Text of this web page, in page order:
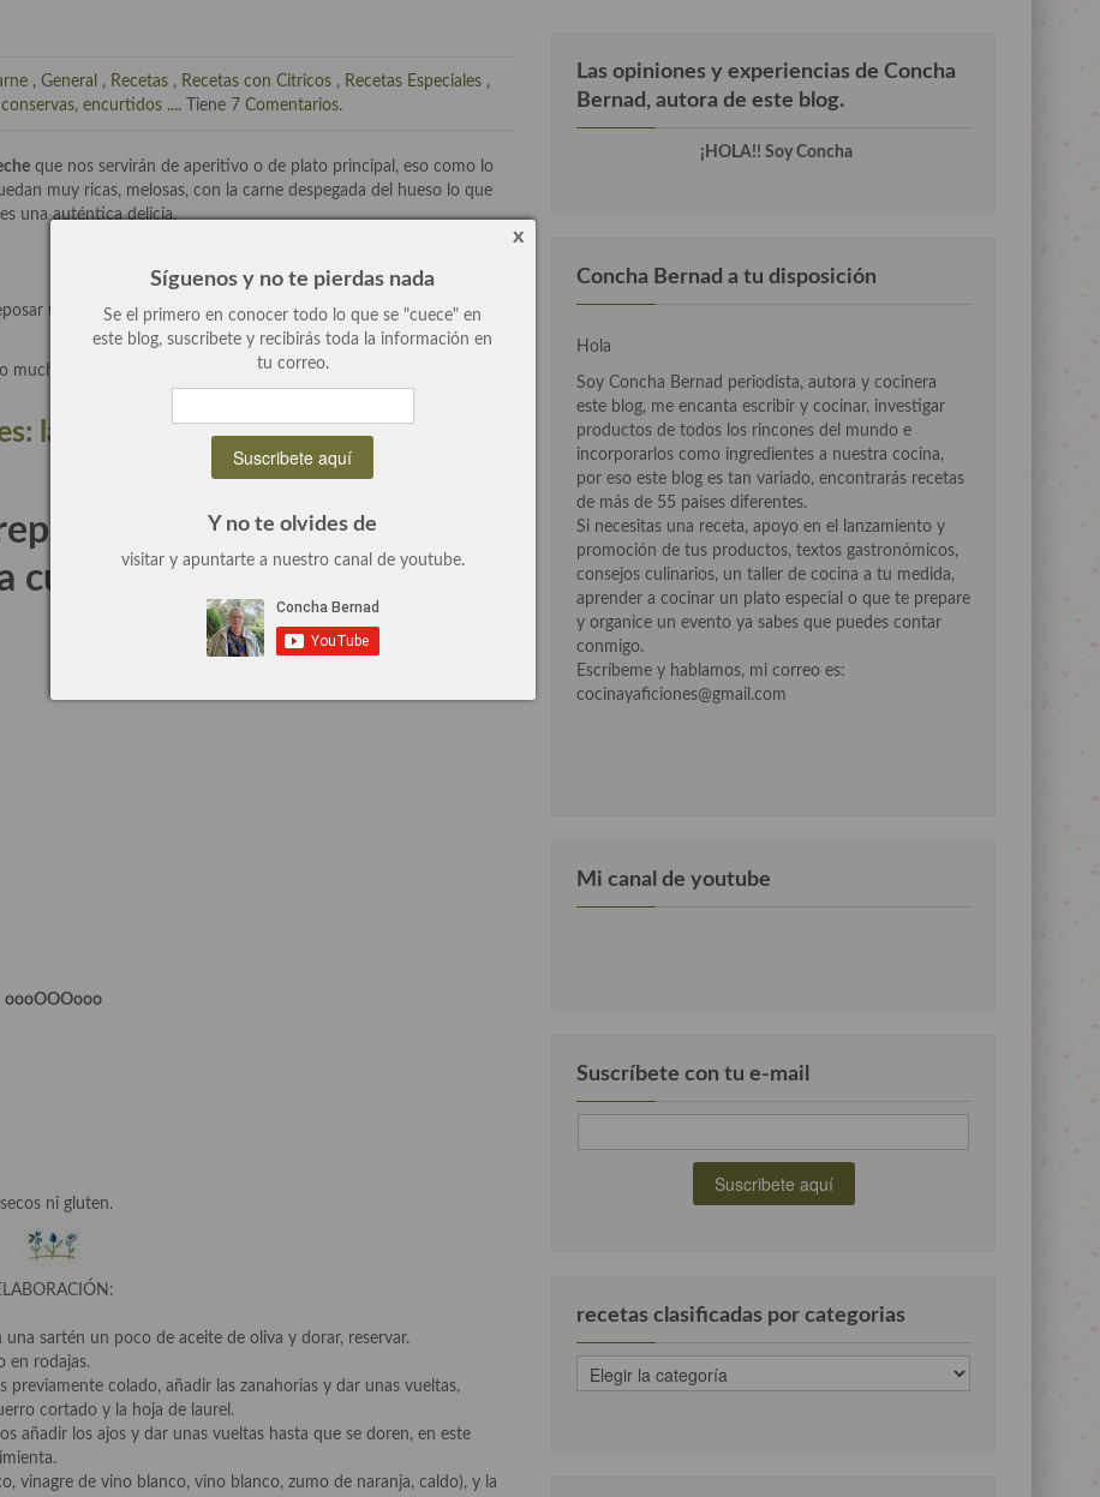
, General , Recetas , Recetas con Citricos , Recetas Especiales ,
encurtidos .... Tiene 7 Comentarios.
que nos servirán de aperitivo o de plato principal, eso como lo
muy ricas, melosas, con la carne despegada del hueso lo que
una auténtica delicia.
un par de días para que se asiente y tome más sabor, el reposo
muchas recetas con esta técnica y unos apuntes que te dejarán
las bases, apuntes.
costillas de cerdo en
cuatro comensales:
oooOOOooo
ni gluten.
sartén un poco de aceite de oliva y dorar, reservar.
en rodajas.
previamente colado, añadir las zanahorias y dar unas vueltas,
cortado y la hoja de laurel.
añadir los ajos y dar unas vueltas hasta que se doren, en este
vinagre de vino blanco, vino blanco, zumo de naranja, caldo), y la
Las opiniones y experiencias de Concha
Bernad, autora de este blog.
¡HOLA!! Soy Concha
Concha Bernad a tu disposición
Hola
Soy Concha Bernad periodista, autora y cocinera
este blog, me encanta escribir y cocinar, investigar
productos de todos los rincones del mundo e
incorporarlos como ingredientes a nuestra cocina,
por eso este blog es tan variado, encontrarás recetas
de más de 55 países diferentes.
Si necesitas una receta, apoyo en el lanzamiento y
promoción de tus productos, textos gastronómicos,
consejos culinarios, un taller de cocina a tu medida,
aprender a cocinar un plato especial o que te prepare
y organice un evento ya sabes que puedes contar
conmigo.
Escríbeme y hablamos, mi correo es:
cocinayaficiones@gmail.com
Mi canal de youtube
Suscríbete con tu e-mail
recetas clasificadas por categorias
recetas
clasificadas
x
Síguenos y no te pierdas nada
Se el primero en conocer todo lo que se "cuece" en
este blog, suscribete y recibirás toda la información en
tu correo.
Y no te olvides de
visitar y apuntarte a nuestro canal de youtube.